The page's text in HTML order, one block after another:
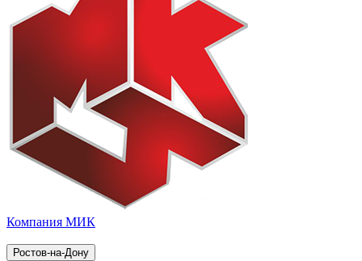
Компания МИК
Ростов-на-Дону